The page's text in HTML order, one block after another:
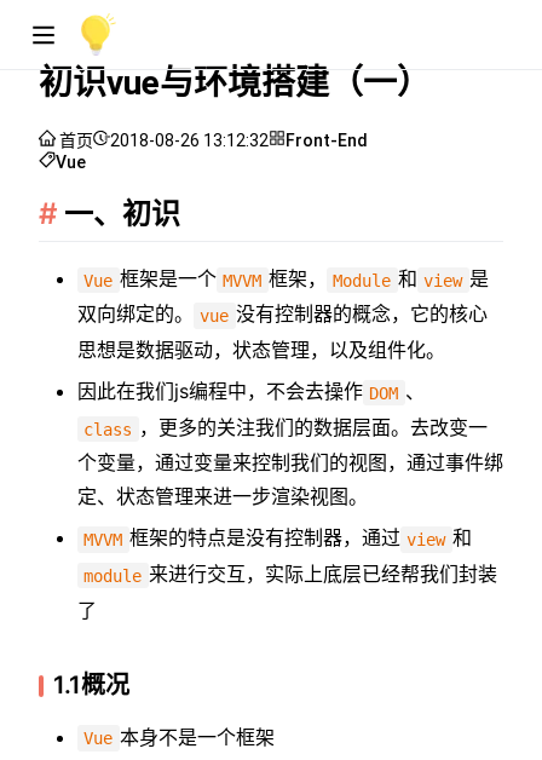
初识vue与环境搭建（一）
首页 2018-08-26 13:12:32
Front-End
Vue
一、初识
Vue 框架是一个 MVVM 框架， Module 和 view 是
双向绑定的。
vue 没有控制器的概念，它的核心
思想是数据驱动，状态管理，以及组件化。
因此在我们js编程中，不会去操作 DOM 、
class ，更多的关注我们的数据层面。去改变一
个变量，通过变量来控制我们的视图，通过事件绑
定、状态管理来进一步渲染视图。
MVVM 框架的特点是没有控制器，通过 view 和
module 来进行交互，实际上底层已经帮我们封装
了
1.1概况
Vue 本身不是一个框架